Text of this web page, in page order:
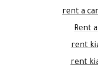
rent a
Rent
rent
rent